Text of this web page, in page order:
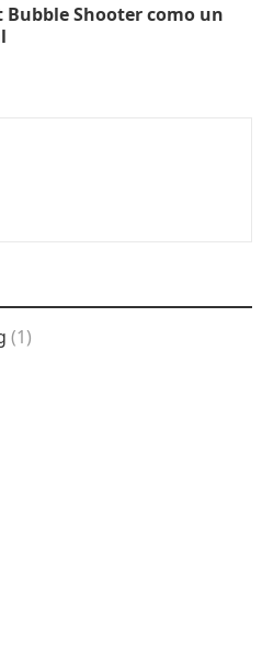
Bubble Shooter como un
(1)